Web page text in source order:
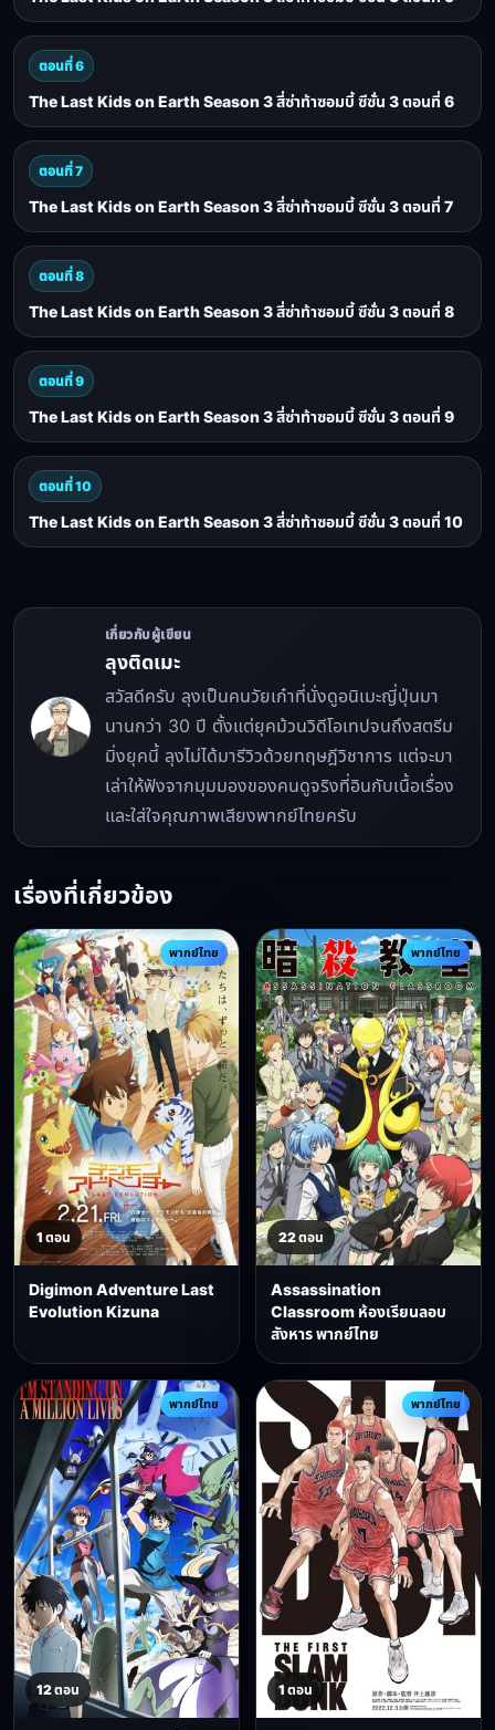
ตอนที่ 6
The Last Kids on Earth Season 3 สี่ซ่าท้าซอมบี้ ซีซั่น 3 ตอนที่ 6
ตอนที่ 7
The Last Kids on Earth Season 3 สี่ซ่าท้าซอมบี้ ซีซั่น 3 ตอนที่ 7
ตอนที่ 8
The Last Kids on Earth Season 3 สี่ซ่าท้าซอมบี้ ซีซั่น 3 ตอนที่ 8
ตอนที่ 9
The Last Kids on Earth Season 3 สี่ซ่าท้าซอมบี้ ซีซั่น 3 ตอนที่ 9
ตอนที่ 10
The Last Kids on Earth Season 3 สี่ซ่าท้าซอมบี้ ซีซั่น 3 ตอนที่ 10
เกี่ยวกับผู้เขียน
ลุงติดเมะ
สวัสดีครับ ลุงเป็นคนวัยเก๋าที่นั่งดูอนิเมะญี่ปุ่นมา
นานกว่า 30 ปี ตั้งแต่ยุคม้วนวิดีโอเทปจนถึงสตรีม
มิ่งยุคนี้ ลุงไม่ได้มารีวิวด้วยทฤษฎีวิชาการ แต่จะมา
เล่าให้ฟังจากมุมมองของคนดูจริงที่อินกับเนื้อเรื่อง
และใส่ใจคุณภาพเสียงพากย์ไทยครับ
เรื่องที่เกี่ยวข้อง
พากย์ไทย
1 ตอน
Digimon Adventure Last
Evolution Kizuna
พากย์ไทย
22 ตอน
Assassination
Classroom ห้องเรียนลอบ
สังหาร พากย์ไทย
พากย์ไทย
12 ตอน
พากย์ไทย
1 ตอน